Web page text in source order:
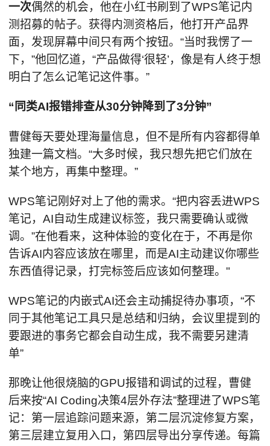
一次偶然的机会，他在小红书刷到了WPS笔记内
测招募的帖子。获得内测资格后，他打开产品界
面，发现屏幕中间只有两个按钮。“当时我愣了一
下，”他回忆道，“产品做得‘很轻’，像是有人终于想
明白了怎么记笔记这件事。”
“同类AI报错排查从30分钟降到 了3分钟”
曹健每天要处理海量信息，但不是所有内容都得单
独建一篇文档。“大多时候，我只想先把它们放在
某个地方，再集中整理。”
WPS笔记刚好对上了他的需求。“把内容丢进WPS
笔记，AI自动生成建议标签，我只需要确认或微
调。”在他看来，这种体验的变化在于，不再是你
告诉AI内容应该放在哪里，而是AI主动建议你哪些
东西值得记录，打完标签后应该如何整理。"
WPS笔记的内嵌式AI还会主动捕捉待办事项，“不
同于其他笔记工具只是总结和归纳，会议里提到的
要跟进的事务它都会自动生成，我不需要另建清
单”
那晚让他很烧脑的GPU报错和调试的过程，曹健
后来按“AI Coding决策4层外存法”整理进了WPS笔
记：第一层追踪问题来源，第二层沉淀修复方案，
第三层建立复用入口，第四层导出分享传递。每篇